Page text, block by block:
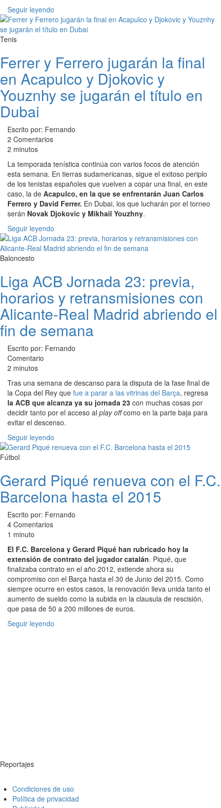
Seguir leyendo
Tenis
Ferrer y Ferrero jugarán la final
en Acapulco y Djokovic y
Youznhy se jugarán el título en
Dubai
Escrito por: Fernando
2 Comentarios
2 minutos
La temporada tenística continúa con varios focos de atención
esta semana. En tierras sudamericanas, sigue el exitoso periplo
de los tenistas españoles que vuelven a copar una final, en este
caso, la de Acapulco, en la que se enfrentarán Juan Carlos
Ferrero y David Ferrer. En Dubai, los que lucharán por el torneo
serán Novak Djokovic y Mikhail Youzhny.
Seguir leyendo
Baloncesto
Liga ACB Jornada 23: previa,
horarios y retransmisiones con
Alicante-Real Madrid abriendo el
fin de semana
Escrito por: Fernando
Comentario
2 minutos
Tras una semana de descanso para la disputa de la fase final de
la Copa del Rey que fue a parar a las vitrinas del Barça, regresa
la ACB que alcanza ya su jornada 23 con muchas cosas por
decidir tanto por el acceso al play offcomo en la parte baja para
evitar el descenso.
Seguir leyendo
Fútbol
Gerard Piqué renueva con el F.C.
Barcelona hasta el 2015
Escrito por: Fernando
4 Comentarios
1 minuto
El F.C. Barcelona y Gerard Piqué han rubricado hoy la
extensión de contrato del jugador catalán. Piqué, que
finalizaba contrato en el año 2012, extiende ahora su
compromiso con el Barça hasta el 30 de Junio del 2015. Como
siempre ocurre en estos casos, la renovación lleva unida tanto el
aumento de sueldo como la subida en la clausula de rescisión,
que pasa de 50 a 200 millones de euros.
Seguir leyendo
Reportajes
Condiciones de uso
Política de privacidad